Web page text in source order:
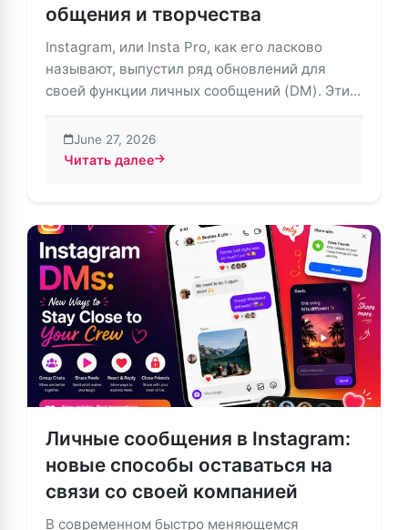
общения и творчества
Instagram, или Insta Pro, как его ласково
называют, выпустил ряд обновлений для
своей функции личных сообщений (DM). Эти...
June 27, 2026
Читать далее
about Обновление Instagram: Новые функции
Личные сообщения в Instagram:
новые способы оставаться на
связи со своей компанией
В современном быстро меняющемся